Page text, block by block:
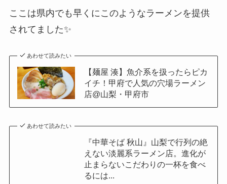
ここは県内でも早くにこのようなラーメンを提供
されてました✨
あわせて読みたい
【麺屋 湊】魚介系を扱ったらピカ
イチ！甲府で人気の穴場ラーメン
店@山梨・甲府市
あわせて読みたい
『中華そば 秋山』山梨で行列の絶
えない淡麗系ラーメン店。進化が
止まらないこだわりの一杯を食べ
るには...